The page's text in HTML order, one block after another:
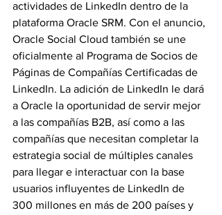
actividades de LinkedIn dentro de la
plataforma Oracle SRM. Con el anuncio,
Oracle Social Cloud también se une
oficialmente al Programa de Socios de
Páginas de Compañías Certificadas de
LinkedIn. La adición de LinkedIn le dará
a Oracle la oportunidad de servir mejor
a las compañías B2B, así como a las
compañías que necesitan completar la
estrategia social de múltiples canales
para llegar e interactuar con la base
usuarios influyentes de LinkedIn de
300 millones en más de 200 países y